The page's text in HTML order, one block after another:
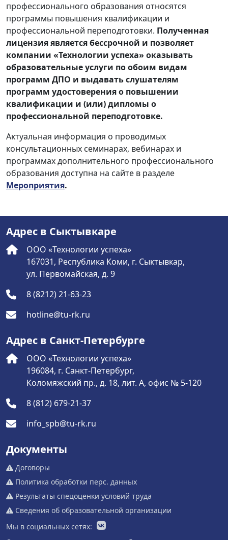
профессионального образования относятся
программы повышения квалификации и
профессиональной переподготовки. Полученная
лицензия является бессрочной и позволяет
компании «Технологии успеха» оказывать
образовательные услуги по обоим видам
программ ДПО и выдавать слушателям
программ удостоверения о повышении
квалификации и (или) дипломы о
профессиональной переподготовке.
Актуальная информация о проводимых
консультационных семинарах, вебинарах и
программах дополнительного профессионального
образования доступна на сайте в разделе
Мероприятия.
Адрес в Сыктывкаре
ООО «Технологии успеха»
167031, Республика Коми, г. Сыктывкар,
ул. Первомайская, д. 9
8 (8212) 21-63-23
hotline@tu-rk.ru
Адрес в Санкт-Петербурге
ООО «Технологии успеха»
196084, г. Санкт-Петербург,
Коломяжский пр., д. 18, лит. А, офис № 5-120
8 (812) 679-21-37
info_spb@tu-rk.ru
Документы
Договоры
Политика обработки перс. данных
Результаты спецоценки условий труда
Сведения об образовательной организации
Мы в социальных сетях: